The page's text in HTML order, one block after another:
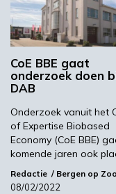
Biobased Update
Duurzame
Meest
CoE BBE gaat
onderzoek doen
DAB
Onderzoek vanuit het
of Expertise Biobased
Economy (CoE BBE)
komende jaren ook
Redactie Bergen op
08/02/2022